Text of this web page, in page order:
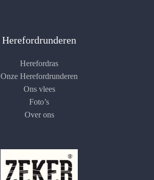
Herefordrunderen
Herefordras
Onze Herefordrunderen
Ons vlees
Foto’s
Over ons